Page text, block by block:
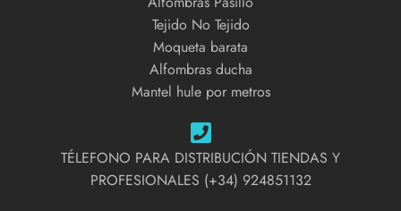
Tejido No Tejido
Moqueta barata
Alfombras ducha
Mantel hule por metros
TÉLEFONO PARA DISTRIBUCIÓN TIENDAS Y
PROFESIONALES (+34) 924851132